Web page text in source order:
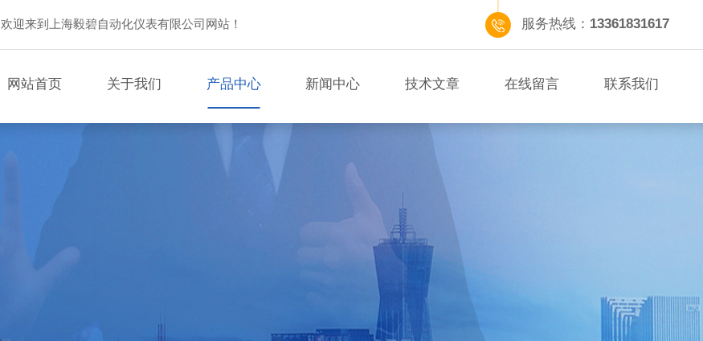
欢迎来到上海毅碧自动化仪表有限公司网站！ 服务热线： 13361831617
网站首页 关于我们 产品中心 新闻中心 技术文章 在线留言 联系我们